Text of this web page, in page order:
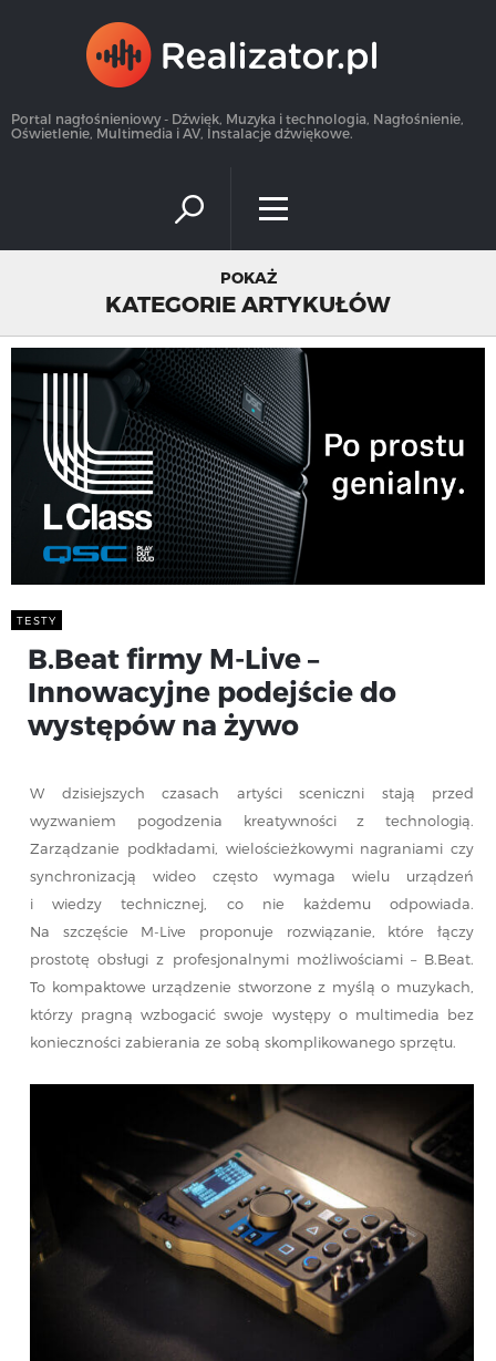
Portal nagłośnieniowy - Dźwięk, Muzyka i technologia, Nagłośnienie,
Oświetlenie, Multimedia i AV, Instalacje dźwiękowe.
POKAŻ
KATEGORIE ARTYKUŁÓW
TESTY
B.Beat firmy M-Live –
Innowacyjne podejście do
występów na żywo
W dzisiejszych czasach artyści sceniczni stają przed
wyzwaniem pogodzenia kreatywności z technologią.
Zarządzanie podkładami, wielościeżkowymi nagraniami czy
synchronizacją wideo często wymaga wielu urządzeń
i wiedzy technicznej, co nie każdemu odpowiada.
Na szczęście M-Live proponuje rozwiązanie, które łączy
prostotę obsługi z profesjonalnymi możliwościami – B.Beat.
To kompaktowe urządzenie stworzone z myślą o muzykach,
którzy pragną wzbogacić swoje występy o multimedia bez
konieczności zabierania ze sobą skomplikowanego sprzętu.